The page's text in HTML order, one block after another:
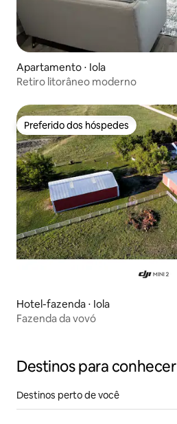
Apartamento ⋅ Iola
Retiro litorâneo moderno
Preferido dos hóspedes
Preferido dos hóspedes
Hotel-fazenda ⋅ Iola
Fazenda da vovó
Destinos para conhecer
Destinos perto de você